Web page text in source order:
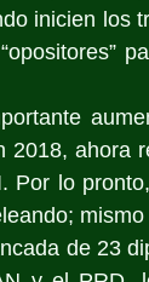
inicien los
2018, ahora
Por lo
de 23